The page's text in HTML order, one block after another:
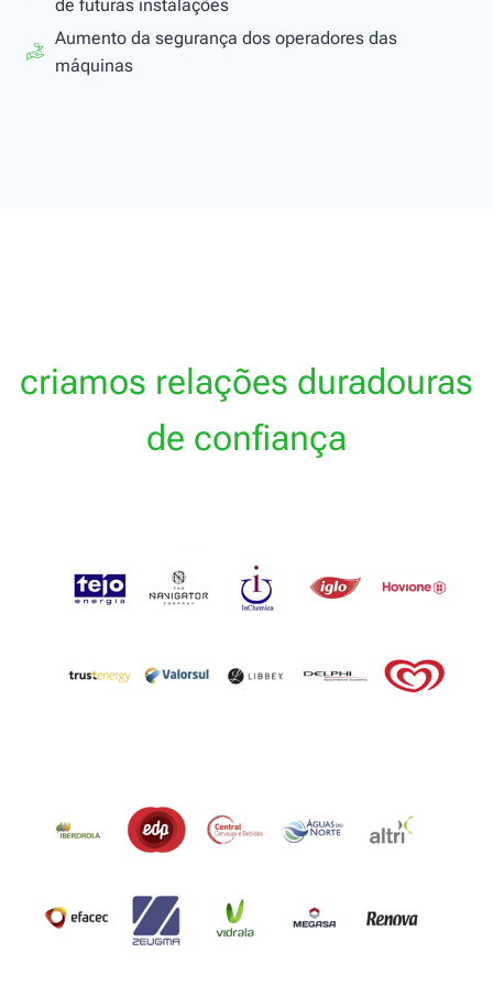
de futuras instalações
Aumento da segurança dos operadores das
máquinas
criamos relações duradouras
de confiança